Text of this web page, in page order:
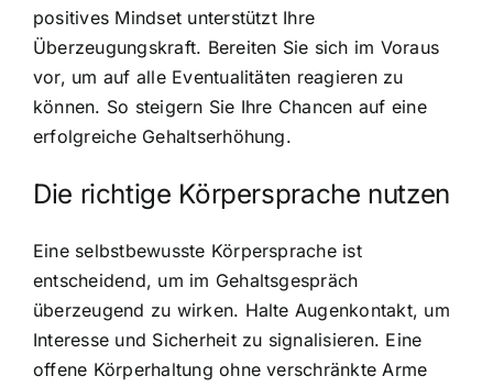
positives Mindset unterstützt Ihre
Überzeugungskraft. Bereiten Sie sich im Voraus
vor, um auf alle Eventualitäten reagieren zu
können. So steigern Sie Ihre Chancen auf eine
erfolgreiche Gehaltserhöhung.
Die richtige Körpersprache nutzen
Eine selbstbewusste Körpersprache ist
entscheidend, um im Gehaltsgespräch
überzeugend zu wirken. Halte Augenkontakt, um
Interesse und Sicherheit zu signalisieren. Eine
offene Körperhaltung ohne verschränkte Arme